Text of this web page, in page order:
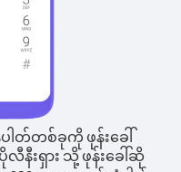
ါတ်တစ်ခုကို ဖုန်းခေါ်
နီးရှား သို့ ဖုန်းခေါ်ဆို